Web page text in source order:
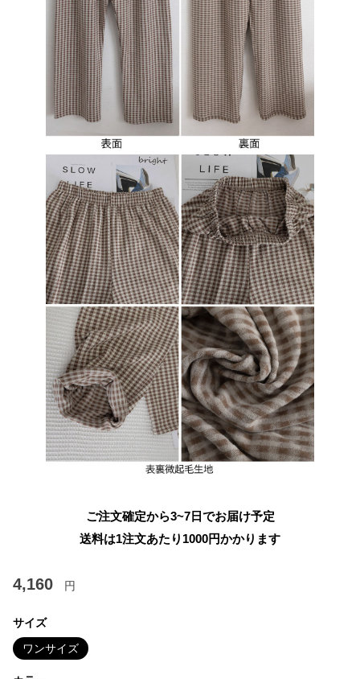
ご注文確定から3~7日でお届け予定
送料は1注文あたり 1000円かかります
4,160 円
サイズ
ワンサイズ